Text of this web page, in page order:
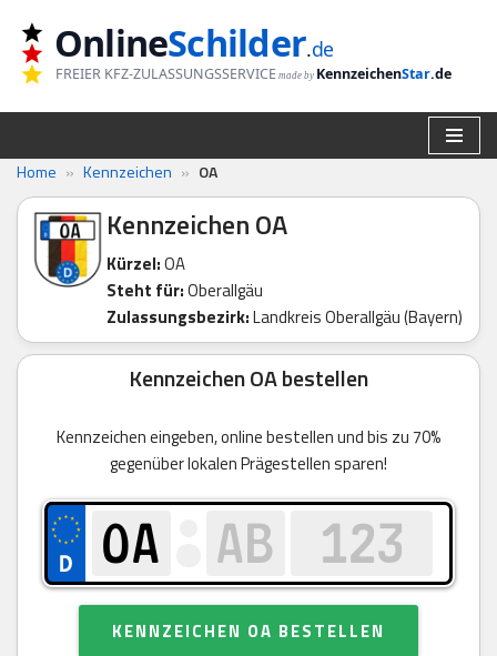
Zum
Inhalt
springen
OnlineSchilder.de
FREIER KFZ-ZULASSUNGSSERVICE made by KennzeichenStar.de
Home » Kennzeichen » OA
Kennzeichen OA
Kürzel:OA
Steht für:Oberallgäu
Zulassungsbezirk:Landkreis Oberallgäu (Bayern)
Kennzeichen OA bestellen
Kennzeichen eingeben, online bestellen und bis zu 70%
gegenüber lokalen Prägestellen sparen!
KENNZEICHEN OA BESTELLEN